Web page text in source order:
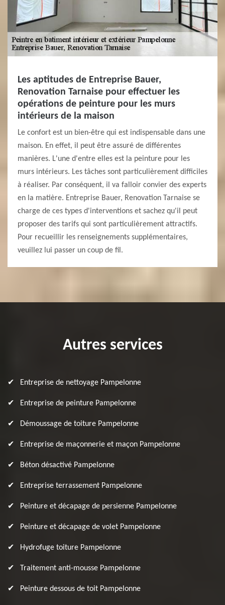
Les aptitudes de Entreprise Bauer,
Renovation Tarnaise pour effectuer les
opérations de peinture pour les murs
intérieurs de la maison
Le confort est un bien-être qui est indispensable dans une
maison. En effet, il peut être assuré de différentes
manières. L'une d'entre elles est la peinture pour les
murs intérieurs. Les tâches sont particulièrement difficiles
à réaliser. Par conséquent, il va falloir convier des experts
en la matière. Entreprise Bauer, Renovation Tarnaise se
charge de ces types d'interventions et sachez qu'il peut
proposer des tarifs qui sont particulièrement attractifs.
Pour recueillir les renseignements supplémentaires,
veuillez lui passer un coup de fil.
Autres services
Entreprise de nettoyage Pampelonne
Entreprise de peinture Pampelonne
Démoussage de toiture Pampelonne
Entreprise de maçonnerie et maçon Pampelonne
Béton désactivé Pampelonne
Entreprise terrassement Pampelonne
Peinture et décapage de persienne Pampelonne
Peinture et décapage de volet Pampelonne
Hydrofuge toiture Pampelonne
Traitement anti-mousse Pampelonne
Peinture dessous de toit Pampelonne